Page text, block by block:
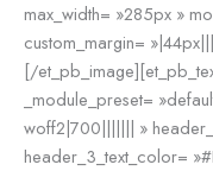
max_width= »285px »
custom_margin=
[/
_module_preset=
woff2|700||||||| »
header_3_text_color=